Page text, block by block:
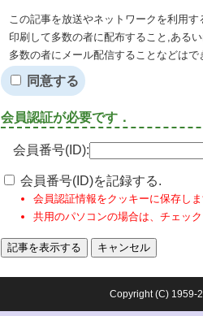
この記事を放送やネットワークを利用
印刷して多数の者に配布すること,あるい
多数の者にメール配信することなどはで
同意する
会員認証が必要です．
会員番号(ID):
会員番号(ID)を記録する.
会員認証情報をクッキーに保存し
共用のパソコンの場合は、チェッ
Copyright (C) 1959-